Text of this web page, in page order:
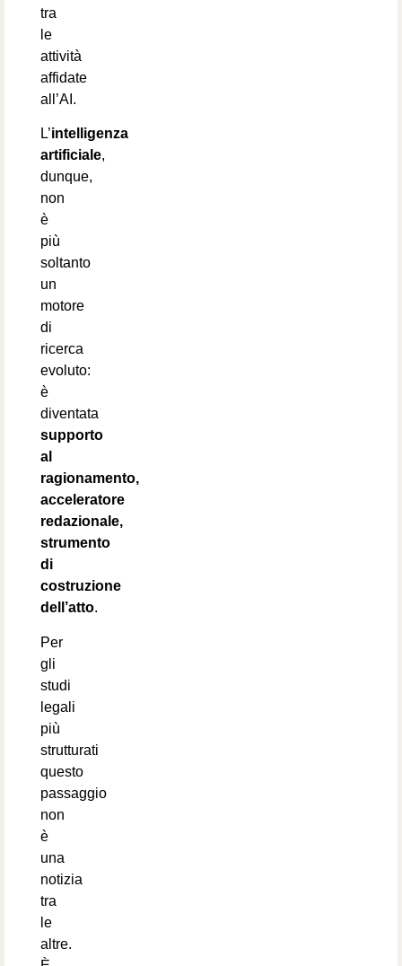
tra
le
attività
affidate
all’AI.
L’intelligenza
artificiale,
dunque,
non
è
più
soltanto
un
motore
di
ricerca
evoluto:
è
diventata
supporto
al
ragionamento,
acceleratore
redazionale,
strumento
di
costruzione
dell’atto.
Per
gli
studi
legali
più
strutturati
questo
passaggio
non
è
una
notizia
tra
le
altre.